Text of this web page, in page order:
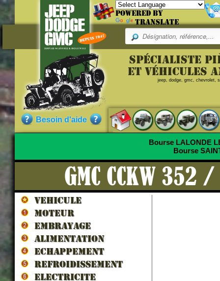
Powered by
Translate
Besoin d'aide
Spécialiste
et véhicules
jeep, dodge, gmc, chevrolet,
Bourse LALONDE
Bourse
GMC CCKW 352
VEHICULE
MOTEUR
EMBRAYAGE
ALIMENTATION
ECHAPPEMENT
REFROIDISSEMENT
ELECTRICITE